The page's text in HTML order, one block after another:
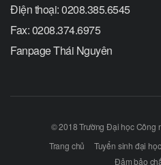
Điện thoại: 0208.385.6545
Fax: 0208.374.6975
Fanpage Thái Nguyên
© 2018 Trường Đại học Công
Trang chủ
Tuyển sinh đại học
Đảm bảo